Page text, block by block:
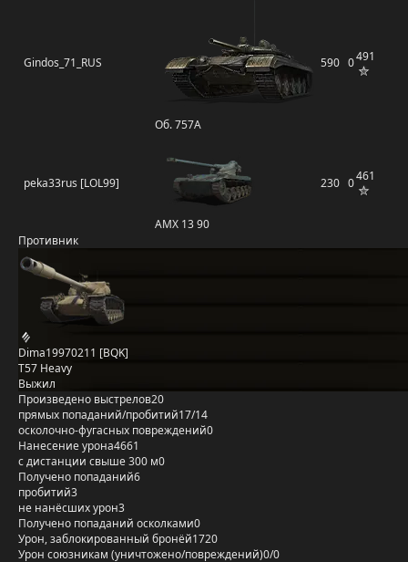
Gindos_71_RUS
Об. 757А
590 0491
peka33rus [LOL99]
AMX 13 90
230 0461
Противник
Dima19970211 [BQK]
T57 Heavy
Выжил
Произведено выстрелов20
прямых попаданий/пробитий17/14
осколочно-фугасных повреждений0
Нанесение урона4661
с дистанции свыше 300 м0
Получено попаданий6
пробитий3
не нанёсших урон3
Получено попаданий осколками0
Урон, заблокированный бронёй1720
Урон союзникам (уничтожено/повреждений)0/0